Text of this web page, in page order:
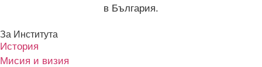
в България.
За Института
История
Мисия и визия